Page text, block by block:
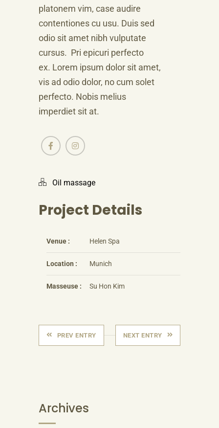
platonem vim, case audire
contentiones cu usu. Duis sed
odio sit amet nibh vulputate
cursus. Pri epicuri perfecto
ex. Lorem ipsum dolor sit amet,
vis ad odio dolor, no cum solet
perfecto. Nobis melius
imperdiet sit at.
Oil massage
Project Details
Venue : Helen Spa
Location : Munich
Masseuse : Su Hon Kim
PREV ENTRY NEXT ENTRY
Archives